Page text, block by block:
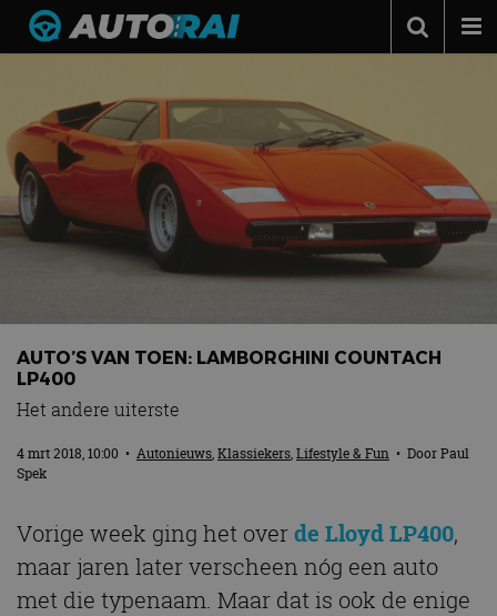
Podcast
Autotests
Automerken
Adverteren
MotorRAI.nl
AUTO’S VAN TOEN: LAMBORGHINI COUNTACH
LP400
Het andere uiterste
4 mrt 2018, 10:00 • Autonieuws,Klassiekers,Lifestyle & Fun • DoorPaul
Spek
Vorige week ging het overde Lloyd LP400,
maar jaren later verscheen nóg een auto
met die typenaam. Maar dat is ook de enige